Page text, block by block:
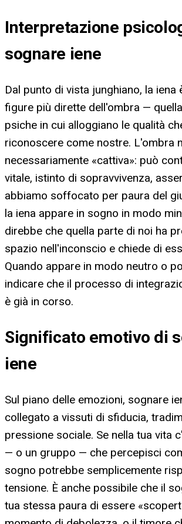
Interpretazione
sognare iene
Dal punto di vista junghiano, la iena
figure più dirette dell'ombra —
psiche in cui alloggiano le qualità
riconoscere come nostre. L'ombra
necessariamente «cattiva»: può
vitale, istinto di sopravvivenza,
abbiamo soffocato per paura del
la iena appare in sogno in modo
direbbe che quella parte di noi ha
spazio nell'inconscio e chiede di
Quando appare in modo neutro o
indicare che il processo di
è già in corso.
Significato emotivo di
iene
Sul piano delle emozioni, sognare
collegato a vissuti di sfiducia,
pressione sociale. Se nella tua vita
— o un gruppo — che percepisci
sogno potrebbe semplicemente
tensione. È anche possibile che il
tua stessa paura di essere